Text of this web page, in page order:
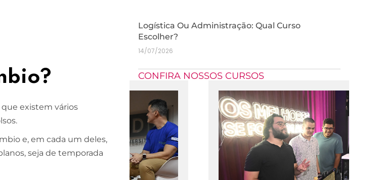
existem vários
e, em cada um deles,
seja de temporada
Logística Ou Administração: Qual Curso
Escolher?
14/07/2026
CONFIRA NOSSOS CURSOS